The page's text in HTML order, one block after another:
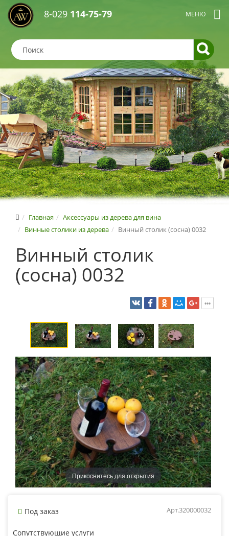
8-029 114-75-79
Главная
Аксессуары из дерева для вина
Винные столики из дерева
Винный столик (сосна) 0032
Винный столик
(сосна) 0032
Прикоснитесь для открытия
Под заказ Арт.320000032
Сопутствующие услуги